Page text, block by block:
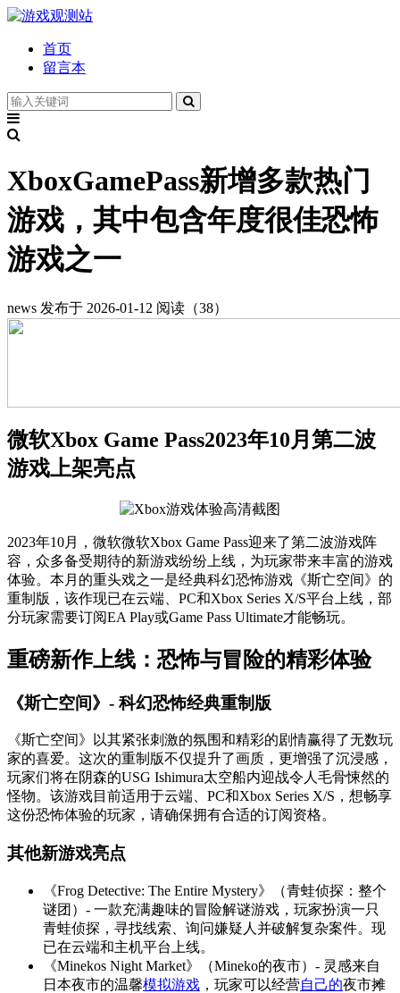
首页
留言本
XboxGamePass新增多款热门
游戏，其中包含年度很佳恐怖
游戏之一
news 发布于 2026-01-12 阅读（38）
微软Xbox Game Pass2023年10月第二波
游戏上架亮点
2023年10月，微软微软Xbox Game Pass迎来了第二波游戏阵
容，众多备受期待的新游戏纷纷上线，为玩家带来丰富的游戏
体验。本月的重头戏之一是经典科幻恐怖游戏《斯亡空间》的
重制版，该作现已在云端、PC和Xbox Series X/S平台上线，部
分玩家需要订阅EA Play或Game Pass Ultimate才能畅玩。
重磅新作上线：恐怖与冒险的精彩体验
《斯亡空间》- 科幻恐怖经典重制版
《斯亡空间》以其紧张刺激的氛围和精彩的剧情赢得了无数玩
家的喜爱。这次的重制版不仅提升了画质，更增强了沉浸感，
玩家们将在阴森的USG Ishimura太空船内迎战令人毛骨悚然的
怪物。该游戏目前适用于云端、PC和Xbox Series X/S，想畅享
这份恐怖体验的玩家，请确保拥有合适的订阅资格。
其他新游戏亮点
《Frog Detective: The Entire Mystery》（青蛙侦探：整个
谜团）- 一款充满趣味的冒险解谜游戏，玩家扮演一只
青蛙侦探，寻找线索、询问嫌疑人并破解复杂案件。现
已在云端和主机平台上线。
《Minekos Night Market》（Mineko的夜市）- 灵感来自
日本夜市的温馨模拟游戏 ，玩家可以经营自己的夜市摊